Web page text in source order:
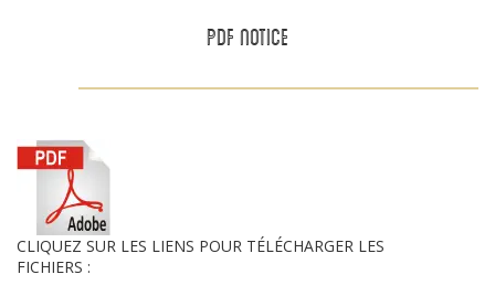
PDF NOTICE
CLIQUEZ SUR LES LIENS POUR TÉLÉCHARGER LES
FICHIERS :